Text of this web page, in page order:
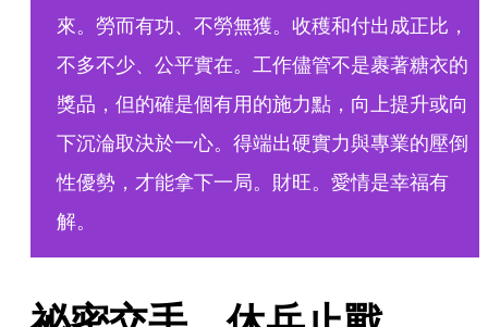
來。勞而有功、不勞無獲。收穫和付出成正比，
不多不少、公平實在。工作儘管不是裹著糖衣的
獎品，但的確是個有用的施力點，向上提升或向
下沉淪取決於一心。得端出硬實力與專業的壓倒
性優勢，才能拿下一局。財旺。愛情是幸福有
解。